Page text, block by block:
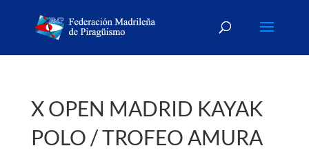
X OPEN MADRID KAYAK
POLO / TROFEO AMURA